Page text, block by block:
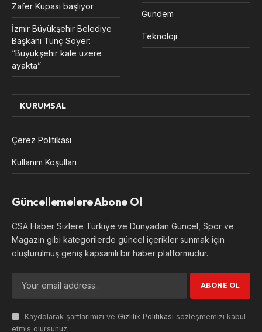
Zafer Kupası başlıyor
İzmir Büyükşehir Belediye
Başkanı Tunç Soyer:
“Büyükşehir kale üzere
ayakta”
Gündem
Teknoloji
KURUMSAL
Çerez Politikası
Kullanım Koşulları
Güncellemelere Abone Ol
CSA Haber Sizlere Türkiye ve Dünyadan Güncel, Spor ve
Magazin gibi kategorilerde güncel içerikler sunmak için
oluşturulmuş geniş kapsamlı bir haber platformudur.
Kaydolarak şartlarımızı ve Gizlilik Politikası sözleşmemizi kabul
etmiş olursunuz.